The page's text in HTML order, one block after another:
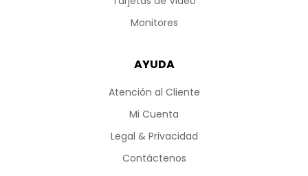
Monitores
AYUDA
Atención al Cliente
Mi Cuenta
Legal & Privacidad
Contáctenos